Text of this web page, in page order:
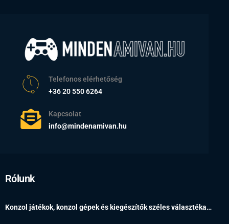
Telefonos elérhetőség
+36 20 550 6264
Kapcsolat
info@mindenamivan.hu
Rólunk
Konzol játékok, konzol gépek és kiegészítők széles választéka…